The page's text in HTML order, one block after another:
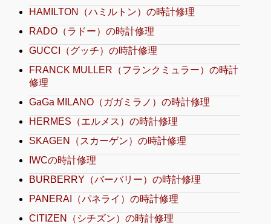
HAMILTON（ハミルトン）の時計修理
RADO（ラドー）の時計修理
GUCCI（グッチ）の時計修理
FRANCK MULLER（フランクミュラー）の時計
修理
GaGa MILANO（ガガミラノ）の時計修理
HERMES（エルメス）の時計修理
SKAGEN（スカーゲン）の時計修理
IWCの時計修理
BURBERRY（バーバリー）の時計修理
PANERAI（パネライ）の時計修理
CITIZEN（シチズン）の時計修理